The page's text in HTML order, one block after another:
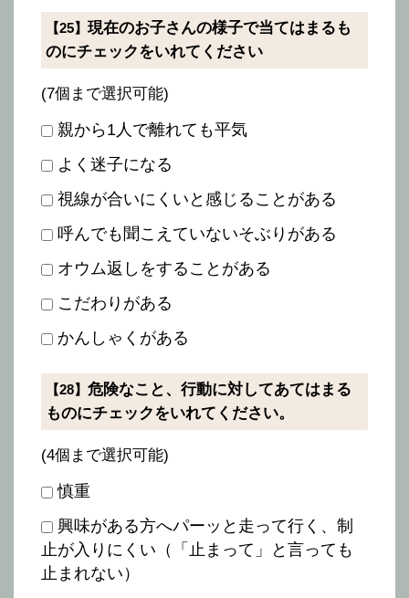
【25】 現在のお子さんの様子で当てはまるも
のにチェックをいれてください
(7個まで選択可能)
親から1人で離れても平気
よく迷子になる
視線が合いにくいと感じることがある
呼んでも聞こえていないそぶりがある
オウム返しをすることがある
こだわりがある
かんしゃくがある
【28】 危険なこと、行動に対してあてはまる
ものにチェックをいれてください。
(4個まで選択可能)
慎重
興味がある方へパーッと走って行く、制
止が入りにくい（「止まって」と言っても
止まれない）